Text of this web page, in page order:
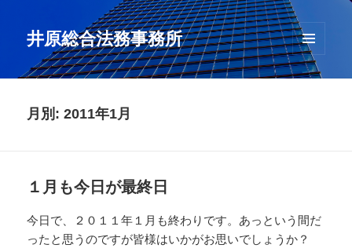
井原総合法務事務所
メニュ
ーとウ
月別: 2011年1月
１月も今日が最終日
今日で、２０１１年１月も終わりです。あっという間だ
ったと思うのですが皆様はいかがお思いでしょうか？